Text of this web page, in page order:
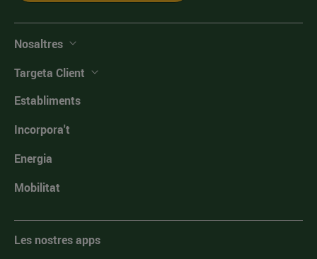
Nosaltres
Targeta Client
Establiments
Incorpora't
Energia
Mobilitat
Les nostres apps